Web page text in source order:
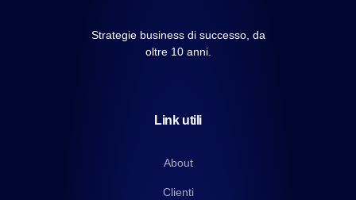
Strategie business di successo, da
oltre 10 anni.
Link utili
About
Clienti